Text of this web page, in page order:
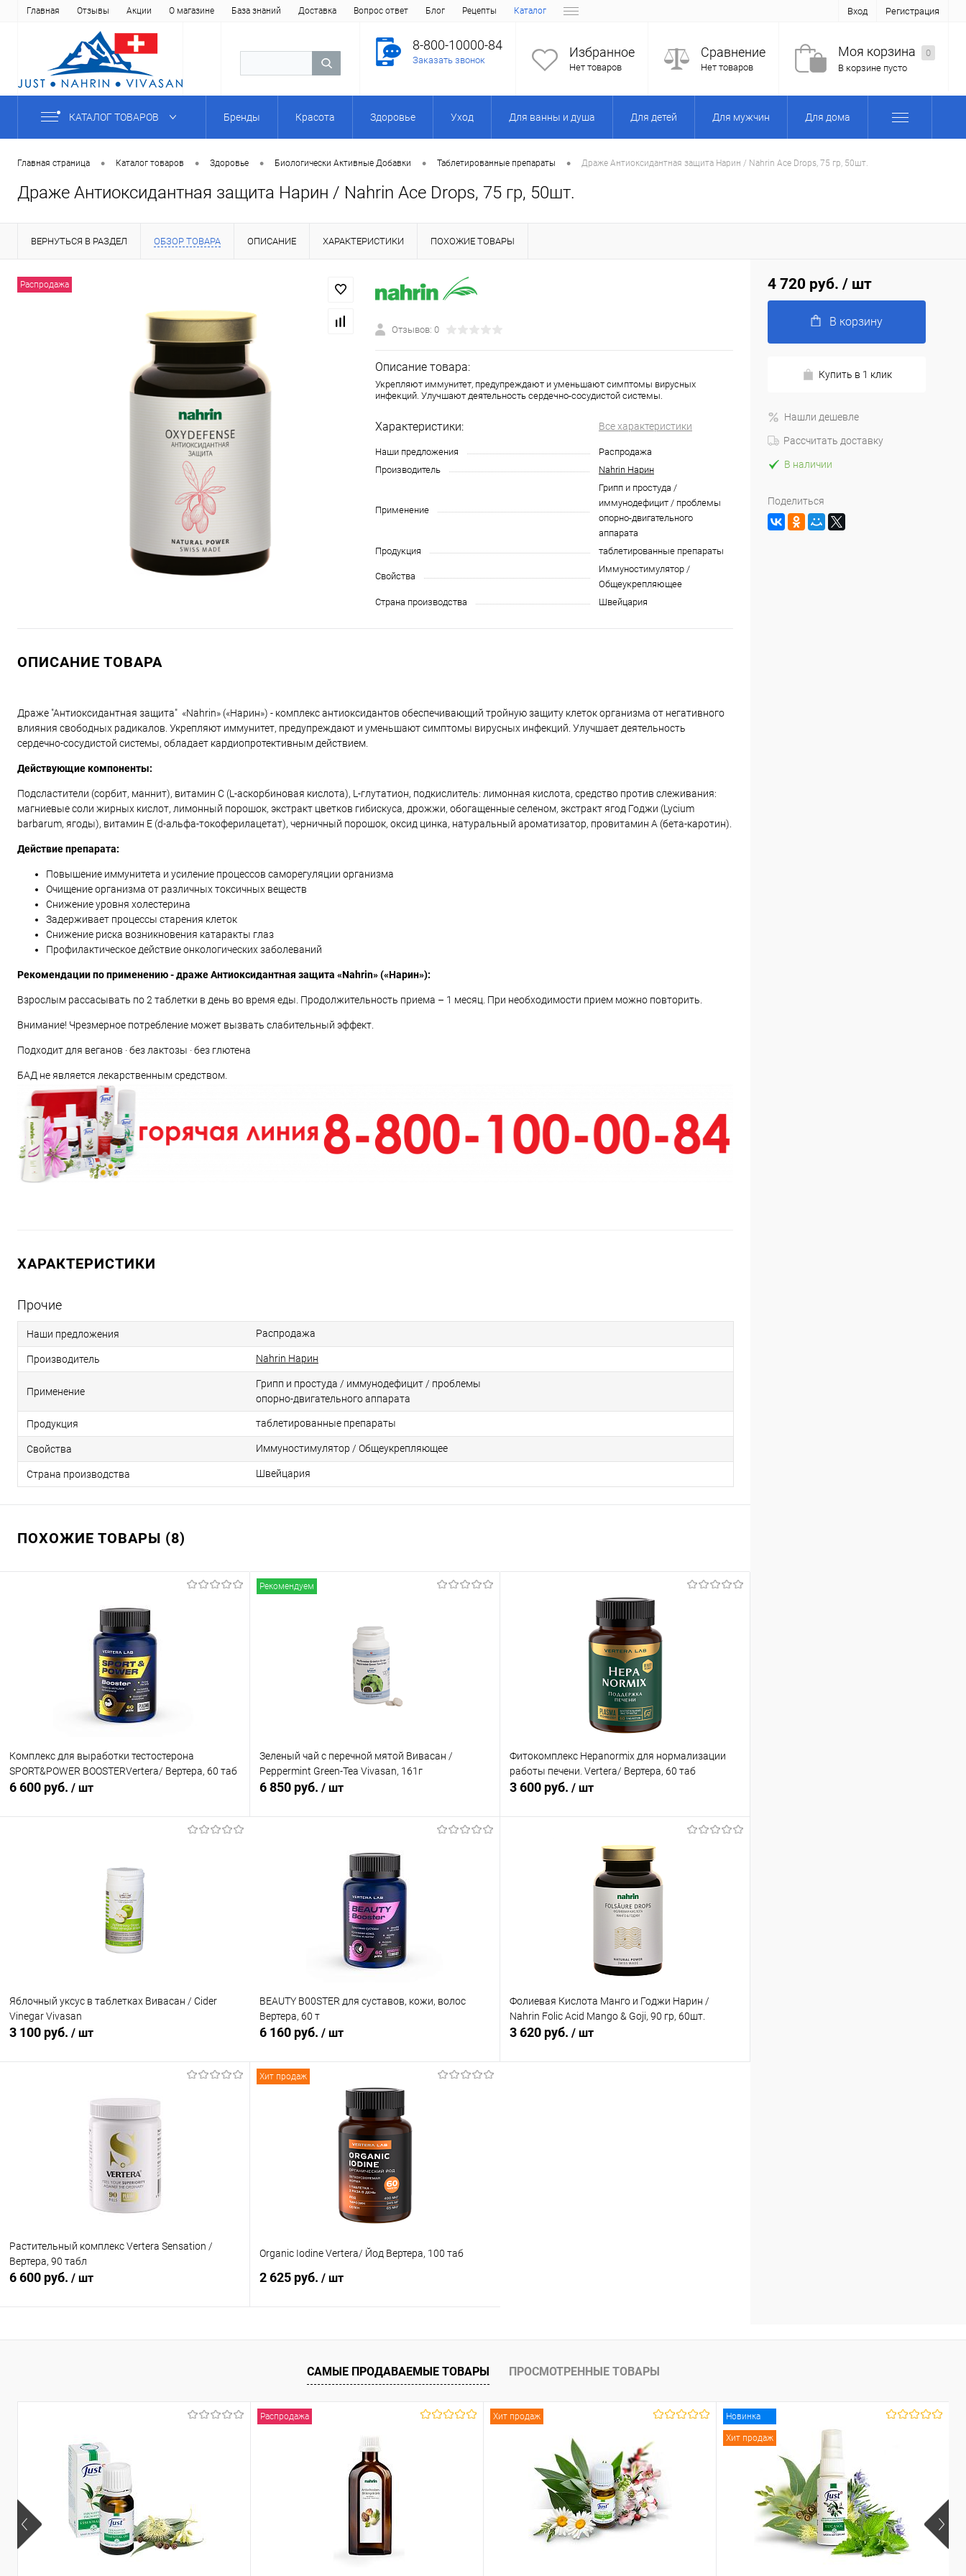
Главная Отзывы Акции О магазине База знаний Доставка Вопрос ответ Блог Рецепты Каталог Вход Регистрация
8-800-10000-84
Заказать звонок Избранное
Нет товаров
Сравнение
Нет товаров
Моя корзина
0
В корзине пусто
КАТАЛОГ ТОВАРОВ Бренды Красота Здоровье Уход Для ванны и душа Для детей Для мужчин Для дома
Главная страница • Каталог товаров • Здоровье • Биологически Активные Добавки • Таблетированные препараты • Драже Aнтиоксидантная защита Нарин / Nahrin Ace Drops, 75 гр, 50шт.
Драже Aнтиоксидантная защита Нарин / Nahrin Ace Drops, 75 гр, 50шт.
ВЕРНУТЬСЯ В РАЗДЕЛ ОБЗОР ТОВАРА ОПИСАНИЕ ХАРАКТЕРИСТИКИ ПОХОЖИЕ ТОВАРЫ
Распродажа
Отзывов: 0
Описание товара:
Укрепляют иммунитет, предупреждают и уменьшают симптомы вирусных
инфекций. Улучшают деятельность сердечно-сосудистой системы.
Характеристики: Все характеристики
Наши предложения
Распродажа
Производитель
Nahrin Нарин
Применение
Грипп и простуда /
иммунодефицит / проблемы
опорно-двигательного
аппарата
Продукция
таблетированные препараты
Свойства
Иммуностимулятор /
Общеукрепляющее
Страна производства
Швейцария
ОПИСАНИЕ ТОВАРА
Драже "Антиоксидантная защита" «Nahrin» («Нарин») - комплекс антиоксидантов обеспечивающий тройную защиту клеток организма от негативного
влияния свободных радикалов. Укрепляют иммунитет, предупреждают и уменьшают симптомы вирусных инфекций. Улучшает деятельность
сердечно-сосудистой системы, обладает кардиопротективным действием.
Действующие компоненты:
Подсластители (сорбит, маннит), витамин С (L-аскорбиновая кислота), L-глутатион, подкислитель: лимонная кислота, средство против слеживания:
магниевые соли жирных кислот, лимонный порошок, экстракт цветков гибискуса, дрожжи, обогащенные селеном, экстракт ягод Годжи (Lycium
barbarum, ягоды), витамин Е (d-альфа-токоферилацетат), черничный порошок, оксид цинка, натуральный ароматизатор, провитамин А (бета-каротин).
Действие препарата:
Повышение иммунитета и усиление процессов саморегуляции организма
Очищение организма от различных токсичных веществ
Снижение уровня холестерина
Задерживает процессы старения клеток
Снижение риска возникновения катаракты глаз
Профилактическое действие онкологических заболеваний
Рекомендации по применению - драже Антиоксидантная защита «Nahrin» («Нарин»):
Взрослым рассасывать по 2 таблетки в день во время еды. Продолжительность приема – 1 месяц. При необходимости прием можно повторить.
Внимание! Чрезмерное потребление может вызвать слабительный эффект.
Подходит для веганов · без лактозы · без глютена
БАД не является лекарственным средством.
ХАРАКТЕРИСТИКИ
Прочие
Наши предложения Распродажа
Производитель Nahrin Нарин
Применение
Грипп и простуда / иммунодефицит / проблемы
опорно-двигательного аппарата
Продукция таблетированные препараты
Свойства Иммуностимулятор / Общеукрепляющее
Страна производства Швейцария
ПОХОЖИЕ ТОВАРЫ (8)
Комплекс для выработки тестостерона
SPORT&POWER BOOSTERVertera/ Вертера, 60 таб
6 600 руб. / шт
Рекомендуем
Зеленый чай с перечной мятой Вивасан /
Peppermint Green-Tea Vivasan, 161г
6 850 руб. / шт
Сравнение
Фитокомплекс Hepanormix для нормализации
работы печени. Vertera/ Вертера, 60 таб
3 600 руб. / шт
В корзину
Сравнение
Яблочный уксус в таблетках Вивасан / Cider
Vinegar Vivasan
3 100 руб. / шт
Купить в 1 клик Сравнение
В наличии
BEAUTY B00STER для суставов, кожи, волос
Вертера, 60 т
6 160 руб. / шт
В корзину
Купить в 1 клик Сравнение
Фолиевая Кислота Манго и Годжи Нарин /
Nahrin Folic Acid Mango & Goji, 90 гр, 60шт.
3 620 руб. / шт
Растительный комплекс Vertera Sensation /
Вертера, 90 табл
6 600 руб. / шт
Хит продаж
Organic Iodine Vertera/ Йод Вертера, 100 таб
2 625 руб. / шт
Купить в 1 клик Сравнение
4 720 руб. / шт
В корзину
Купить в 1 клик
Нашли дешевле
Рассчитать доставку
В наличии
Поделиться
САМЫЕ ПРОДАВАЕМЫЕ ТОВАРЫ ПРОСМОТРЕННЫЕ ТОВАРЫ
Распродажа Хит продаж Новинка
Хит продаж